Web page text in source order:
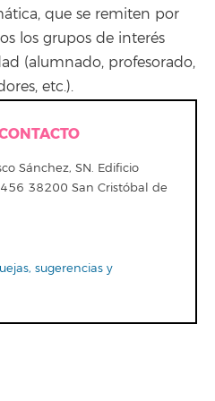
que se remiten por
los grupos de interés
(alumnado, profesorado,
etc.).
Sánchez, SN. Edificio
38200 San Cristóbal de
sugerencias y